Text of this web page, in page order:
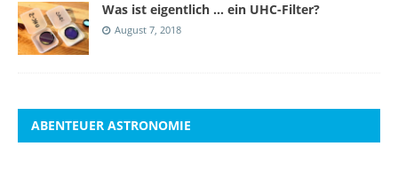
Was ist eigentlich … ein UHC-Filter?
August 7, 2018
ABENTEUER ASTRONOMIE